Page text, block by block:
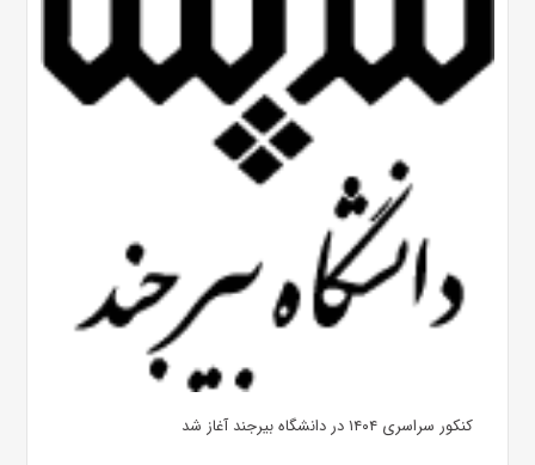
کنکور سراسری ۱۴۰۴ در دانشگاه بیرجند آغاز شد